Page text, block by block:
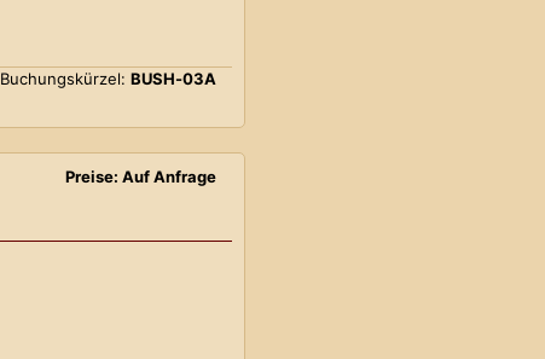
Buchungskürzel: BUSH-03A
Preise: Auf Anfrage